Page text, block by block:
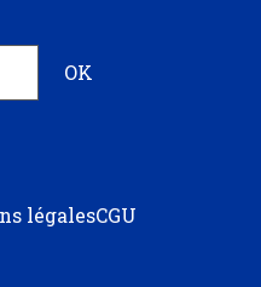
légalesCGU